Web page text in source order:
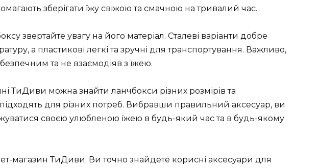
зберігати їжу свіжою та смачною на тривалий час.
звертайте увагу на його матеріал. Сталеві варіанти добре
а пластикові легкі та зручні для транспортування. Важливо,
та не взаємодіяв з їжею.
ТиДиви можна знайти ланчбокси різних розмірів та
підходять для різних потреб. Вибравши правильний аксесуар, ви
своєю улюбленою їжею в будь-який час та в будь-якому
магазин ТиДиви. Ви точно знайдете корисні аксесуари для